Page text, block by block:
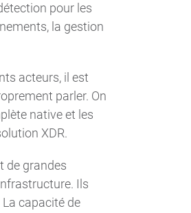
pour les
la gestion
acteurs, il est
parler. On
native et les
XDR.
de grandes
Ils
capacité de